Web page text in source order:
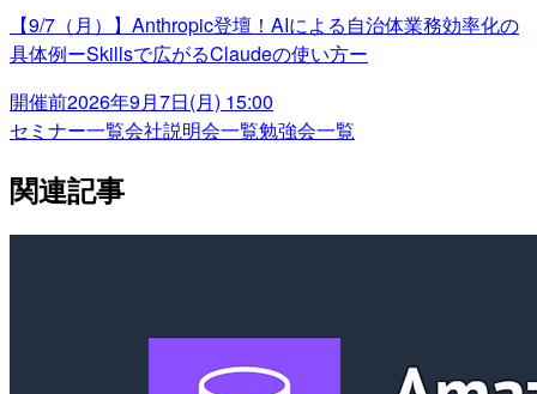
【9/7（月）】Anthropic登壇！AIによる自治体業務効率化の
具体例ーSkillsで広がるClaudeの使い方ー
開催前2026年9月7日(月) 15:00
セミナー一覧会社説明会一覧勉強会一覧
関連記事